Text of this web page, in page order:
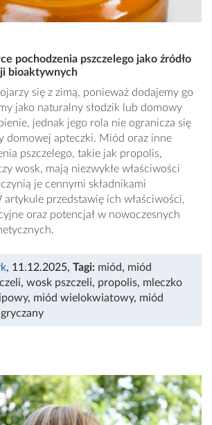
pochodzenia pszczelego jako źródło
bioaktywnych
się z zimą, ponieważ dodajemy go
jako naturalny słodzik lub domowy
jednak jego rola nie ogranicza się
domowej apteczki. Miód oraz inne
pszczelego, takie jak propolis,
wosk, mają niezwykłe właściwości
je cennymi składnikami
artykule przedstawię ich właściwości,
oraz potencjał w nowoczesnych
, 11.12.2025, Tagi: miód, miód
, wosk pszczeli, propolis, mleczko
, miód wielokwiatowy, miód